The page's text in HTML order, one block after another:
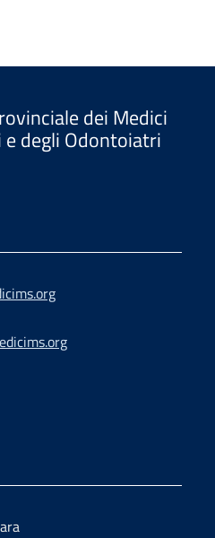
dei Medici
e degli Odontoiatri